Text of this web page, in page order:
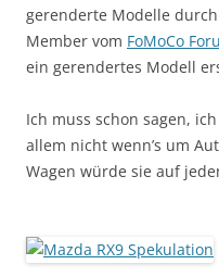
gerenderte Modelle
Member vom FoMoCo
ein gerendertes Modell
Ich muss schon sagen,
allem nicht wenn’s um
Wagen würde sie auf